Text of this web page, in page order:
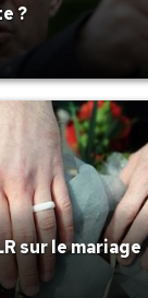
?
sur le mariage